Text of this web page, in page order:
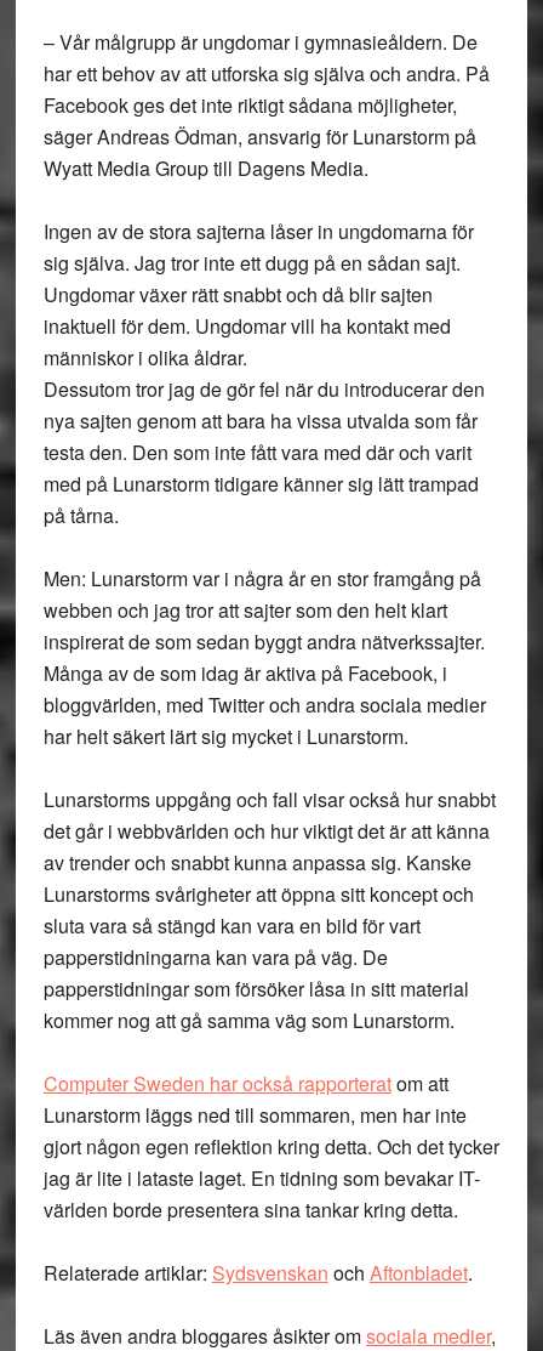
– Vår målgrupp är ungdomar i gymnasieåldern. De
har ett behov av att utforska sig själva och andra. På
Facebook ges det inte riktigt sådana möjligheter,
säger Andreas Ödman, ansvarig för Lunarstorm på
Wyatt Media Group till Dagens Media.
Ingen av de stora sajterna låser in ungdomarna för
sig själva. Jag tror inte ett dugg på en sådan sajt.
Ungdomar växer rätt snabbt och då blir sajten
inaktuell för dem. Ungdomar vill ha kontakt med
människor i olika åldrar.
Dessutom tror jag de gör fel när du introducerar den
nya sajten genom att bara ha vissa utvalda som får
testa den. Den som inte fått vara med där och varit
med på Lunarstorm tidigare känner sig lätt trampad
på tårna.
Men: Lunarstorm var i några år en stor framgång på
webben och jag tror att sajter som den helt klart
inspirerat de som sedan byggt andra nätverkssajter.
Många av de som idag är aktiva på Facebook, i
bloggvärlden, med Twitter och andra sociala medier
har helt säkert lärt sig mycket i Lunarstorm.
Lunarstorms uppgång och fall visar också hur snabbt
det går i webbvärlden och hur viktigt det är att känna
av trender och snabbt kunna anpassa sig. Kanske
Lunarstorms svårigheter att öppna sitt koncept och
sluta vara så stängd kan vara en bild för vart
papperstidningarna kan vara på väg. De
papperstidningar som försöker låsa in sitt material
kommer nog att gå samma väg som Lunarstorm.
Computer Sweden har också rapporteratom att
Lunarstorm läggs ned till sommaren, men har inte
gjort någon egen reflektion kring detta. Och det tycker
jag är lite i lataste laget. En tidning som bevakar IT-
världen borde presentera sina tankar kring detta.
Relaterade artiklar: Sydsvenskan och Aftonbladet.
Läs även andra bloggares åsikter omsociala medier,